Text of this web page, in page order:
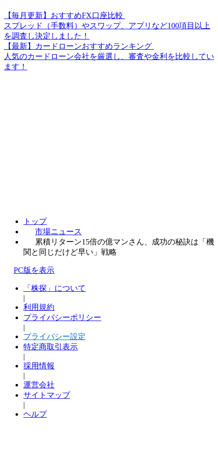
【毎月更新】おすすめFX口座比較
スプレッド（手数料）やスワップ、アプリなど100項目以上
を調査し決定しました！
【最新】カードローンおすすめランキング
人気のカードローン会社を厳選し、審査や金利を比較してい
ます！
トップ
市場ニュース
累積リターン15倍の億マンさん、成功の秘訣は「機
関と同じだけど早い」戦略
PC版を表示
「株探」について
|
利用規約
プライバシーポリシー
|
プライバシー設定
特定商取引表示
|
採用情報
|
運営会社
サイトマップ
|
ヘルプ